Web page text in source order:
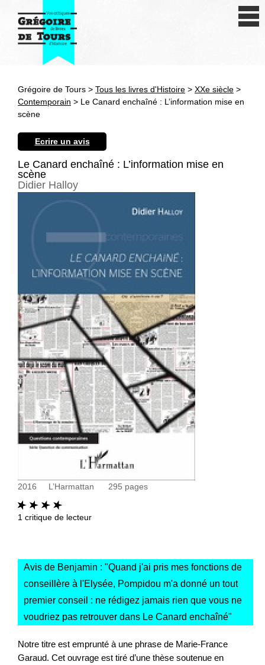
Antiquité
Thématiques
Grégoire de Tours > Tous les livres d'Histoire > XXe siècle >
Contemporain > Le Canard enchaîné : L’information mise en
scène
Ecrire un avis
Le Canard enchaîné : L’information mise en
scène
Didier Halloy
2016 L’Harmattan 295 pages
1 critique de lecteur
Avis de Benjamin : "Quand j'ai pris mes fonctions de
conseillère à l'Elysée, Pompidou m'a donné un tout
premier conseil : ne rédigez jamais rien que vous ne
voudriez pas retrouver dans Le Canard enchaîné"
Notre titre est emprunté à une phrase de Marie-France
Garaud. Cet ouvrage est tiré d’une thèse soutenue en